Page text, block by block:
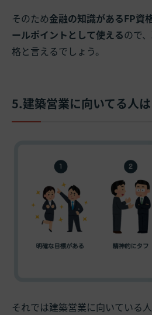
そのため金融の知識があるFP資
ールポイントとして使えるので
格と言えるでしょう。
5.建築営業に向いてる人は
それでは建築営業に向いている